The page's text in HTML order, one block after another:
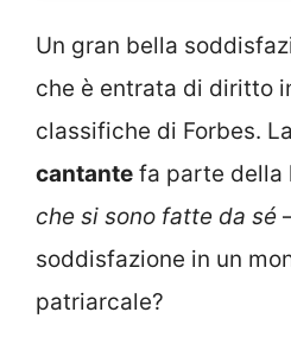
Un gran bella
che è entrata di diritto
classifiche di Forbes.
cantante fa parte della
che si sono fatte da sé
soddisfazione in un
patriarcale?